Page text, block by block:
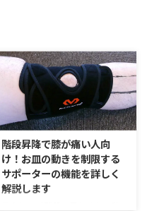
階段昇降で膝が痛い人向
け！お皿の動きを制限する
サポーターの機能を詳しく
解説します